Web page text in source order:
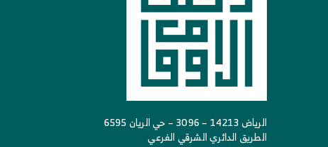
الرياض 14213 – 3096 – حي الريان 6595
الطريق الدائري الشرقي الفرعي